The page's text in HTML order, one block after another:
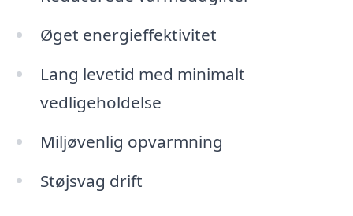
Øget energieffektivitet
Lang levetid med minimalt
vedligeholdelse
Miljøvenlig opvarmning
Støjsvag drift